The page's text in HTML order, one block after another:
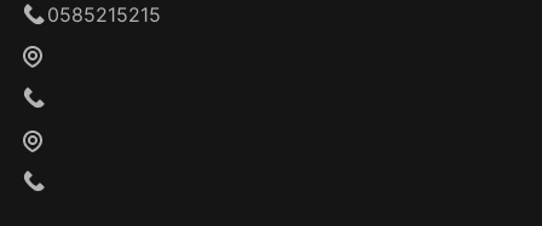
Khách hàng kiểm tra và thanh toán trực tiếp
0585215215